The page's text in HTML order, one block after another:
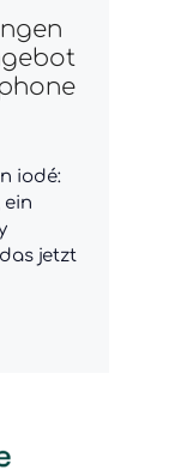
iodé:
ein
jetzt